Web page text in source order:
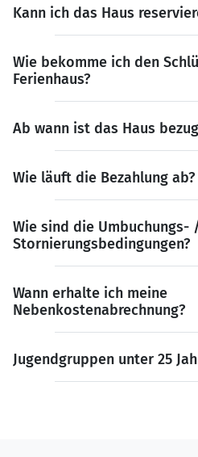
Kann ich das Haus
Wie bekomme ich den
Ferienhaus?
Ab wann ist das Haus
Wie läuft die Bezahlung ab?
Wie sind die Umbuchungs-
Stornierungsbedingungen?
Wann erhalte ich meine
Nebenkostenabrechnung?
Jugendgruppen unter 25